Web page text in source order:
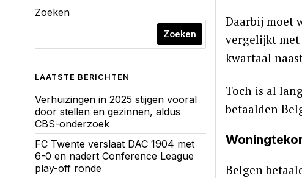
Daarbij moet
vergelijkt met
kwartaal
Toch is al
betaalden
Belgen
Zoeken
Zoeken
LAATSTE BERICHTEN
Verhuizingen in 2025 stijgen vooral
door stellen en gezinnen, aldus
CBS-onderzoek
FC Twente verslaat DAC 1904 met
6-0 en nadert Conference League
play-off ronde